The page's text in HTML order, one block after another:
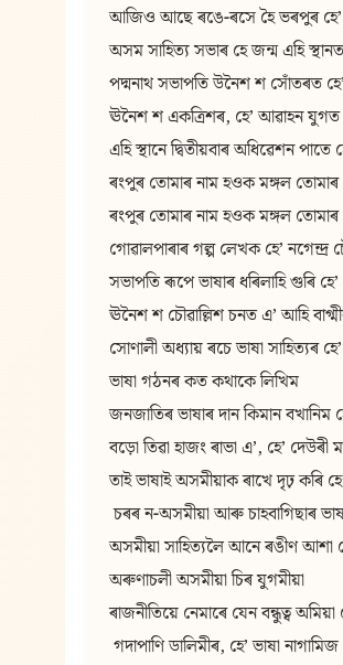
আজিও আছে ৰঙে-ৰসে হৈ ভৰপুৰ
অসম সাহিত্য সভাৰ হে জন্ম এহি স্থানত
পদ্মনাথ সভাপতি উনৈশ শ সোঁতৰত
ঊনৈশ শ একত্রিশৰ, হে’ আৱাহন যুগত
এহি স্থানে দ্বিতীয়বাৰ অধিৱেশন পাতে
ৰংপুৰ তোমাৰ নাম হওক মঙ্গল তোমাৰ
ৰংপুৰ তোমাৰ নাম হওক মঙ্গল তোমাৰ
গোৱালপাৰাৰ গল্প লেখক হে’ নগেন্দ্র
সভাপতি ৰূপে ভাষাৰ ধৰিলাহি গুৰি হে’
ঊনৈশ শ চৌৱাল্লিশ চনত এ’ আহি
সোণালী অধ্যায় ৰচে ভাষা সাহিত্যৰ হে’
ভাষা গঠনৰ কত কথাকে লিখিম
জনজাতিৰ ভাষাৰ দান কিমান বখানিম
বড়ো তিৱা হাজং ৰাভা এ’, হে’ দেউৰী
তাই ভাষাই অসমীয়াক ৰাখে দৃঢ় কৰি
চৰৰ ন-অসমীয়া আৰু চাহবাগিছাৰ
অসমীয়া সাহিত্যলৈ আনে ৰঙীণ আশা
অৰুণাচলী অসমীয়া চিৰ যুগমীয়া
ৰাজনীতিয়ে নেমাৰে যেন বন্ধুত্ব অমিয়া
গদাপাণি ডালিমীৰ, হে’ ভাষা নাগামিজ